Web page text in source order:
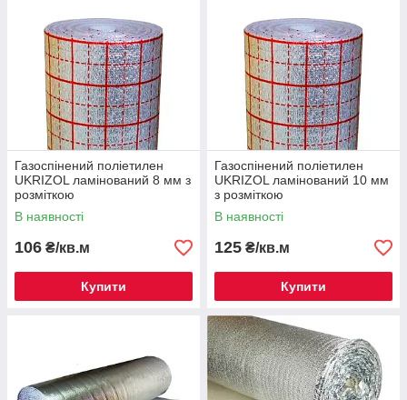
Газоспінений поліетилен
UKRIZOL ламінований 8 мм з
розміткою
В наявності
106 ₴/кв.м
Купити
Газоспінений поліетилен
UKRIZOL ламінований 10 мм
з розміткою
В наявності
125 ₴/кв.м
Купити